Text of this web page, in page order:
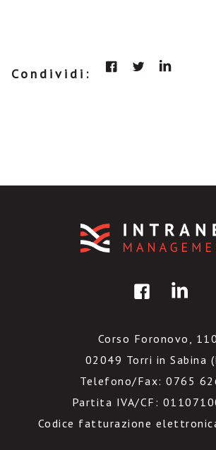
Condividi:
Corso Foronovo, 110
02049 Torri in Sabina
Telefono/Fax: 0765
Partita IVA/CF:
Codice fatturazione